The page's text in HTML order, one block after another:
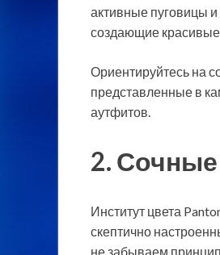
активные пуговицы
создающие красивые
Ориентируйтесь на
представленные в
аутфитов.
2. Сочные
Институт цвета
скептично
не забываем